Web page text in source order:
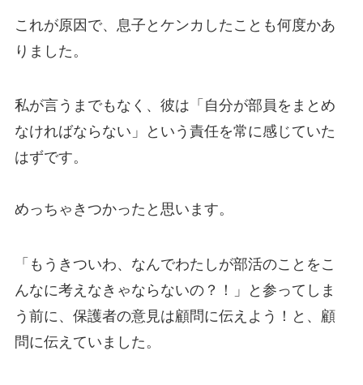
これが原因で、息子とケンカしたことも何度かあ
りました。
私が言うまでもなく、彼は「自分が部員をまとめ
なければならない」という責任を常に感じていた
はずです。
めっちゃきつかったと思います。
「もうきついわ、なんでわたしが部活のことをこ
んなに考えなきゃならないの？！」と参ってしま
う前に、保護者の意見は顧問に伝えよう！と、顧
問に伝えていました。